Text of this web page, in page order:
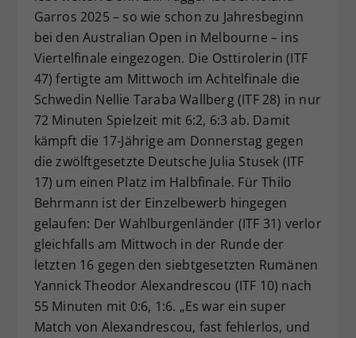
Garros 2025 – so wie schon zu Jahresbeginn
bei den Australian Open in Melbourne – ins
Viertelfinale eingezogen. Die Osttirolerin (ITF
47) fertigte am Mittwoch im Achtelfinale die
Schwedin Nellie Taraba Wallberg (ITF 28) in nur
72 Minuten Spielzeit mit 6:2, 6:3 ab. Damit
kämpft die 17-Jährige am Donnerstag gegen
die zwölftgesetzte Deutsche Julia Stusek (ITF
17) um einen Platz im Halbfinale. Für Thilo
Behrmann ist der Einzelbewerb hingegen
gelaufen: Der Wahlburgenländer (ITF 31) verlor
gleichfalls am Mittwoch in der Runde der
letzten 16 gegen den siebtgesetzten Rumänen
Yannick Theodor Alexandrescou (ITF 10) nach
55 Minuten mit 0:6, 1:6. „Es war ein super
Match von Alexandrescou, fast fehlerlos, und
Zweck
Dieser Wert speichert Ihre Consent-
Einstellungen. Unter anderem eine
zufällig generierte ID, für die
historische Speicherung Ihrer
Webseiten-Betreiber dies eingestellt
hat.